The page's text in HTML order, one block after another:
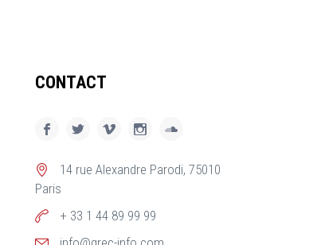
CONTACT
14 rue Alexandre Parodi, 75010
Paris
+ 33 1 44 89 99 99